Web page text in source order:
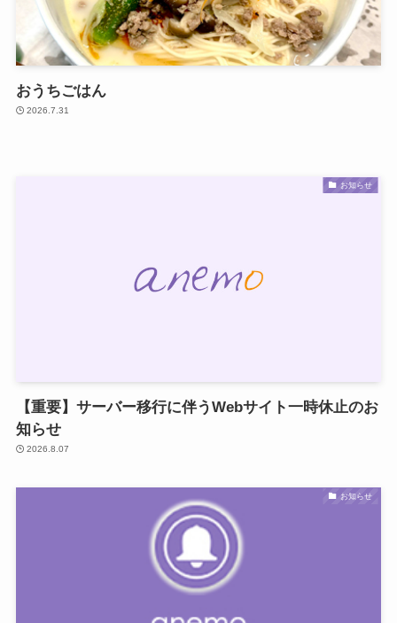
おうちごはん
2026.7.31
お知らせ
【重要】サーバー移行に伴うWebサイト一時休止のお
知らせ
2026.8.07
お知らせ